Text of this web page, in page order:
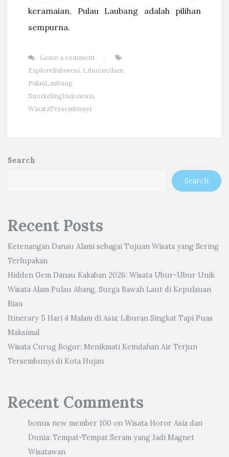
keramaian, Pulau Laubang adalah pilihan
sempurna.
Leave a comment
ExploreSulawesi, LiburanAlam,
PulauLaubang,
SnorkelingIndonesia,
WisataTersembunyi
Search
Search
Recent Posts
Ketenangan Danau Alami sebagai Tujuan Wisata yang Sering
Terlupakan
Hidden Gem Danau Kakaban 2026: Wisata Ubur-Ubur Unik
Wisata Alam Pulau Abang, Surga Bawah Laut di Kepulauan
Riau
Itinerary 5 Hari 4 Malam di Asia: Liburan Singkat Tapi Puas
Maksimal
Wisata Curug Bogor: Menikmati Keindahan Air Terjun
Tersembunyi di Kota Hujan
Recent Comments
bonus new member 100 on Wisata Horor Asia dan
Dunia: Tempat-Tempat Seram yang Jadi Magnet
Wisatawan